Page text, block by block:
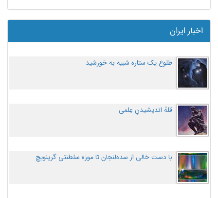
اخبار ایران
طلوع یک ستاره شبیه به خورشید
قلهُ اندیشیدنِ عِلمی
با دست خالی از سده‌لنجان تا موزه سلطنتی گرینویچ